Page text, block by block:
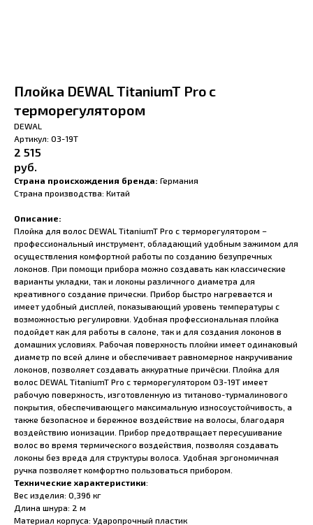
Плойка DEWAL TitaniumT Pro с
терморегулятором
DEWAL
Артикул: 03-19T
2 515
руб.
Страна происхождения бренда: Германия
Страна производства: Китай
Описание:
Плойка для волос DEWAL TitaniumT Pro с терморегулятором –
профессиональный инструмент, обладающий удобным зажимом для
осуществления комфортной работы по созданию безупречных
локонов. При помощи прибора можно создавать как классические
варианты укладки, так и локоны различного диаметра для
креативного создание прически. Прибор быстро нагревается и
имеет удобный дисплей, показывающий уровень температуры с
возможностью регулировки. Удобная профессиональная плойка
подойдет как для работы в салоне, так и для создания локонов в
домашних условиях. Рабочая поверхность плойки имеет одинаковый
диаметр по всей длине и обеспечивает равномерное накручивание
локонов, позволяет создавать аккуратные причёски. Плойка для
волос DEWAL TitaniumT Pro с терморегулятором 03-19T имеет
рабочую поверхность, изготовленную из титаново-турмалинового
покрытия, обеспечивающего максимальную износоустойчивость, а
также безопасное и бережное воздействие на волосы, благодаря
воздействию ионизации. Прибор предотвращает пересушивание
волос во время термического воздействия, позволяя создавать
локоны без вреда для структуры волоса. Удобная эргономичная
ручка позволяет комфортно пользоваться прибором.
Технические характеристики:
Вес изделия: 0,396 кг
Длина шнура: 2 м
Материал корпуса: Ударопрочный пластик